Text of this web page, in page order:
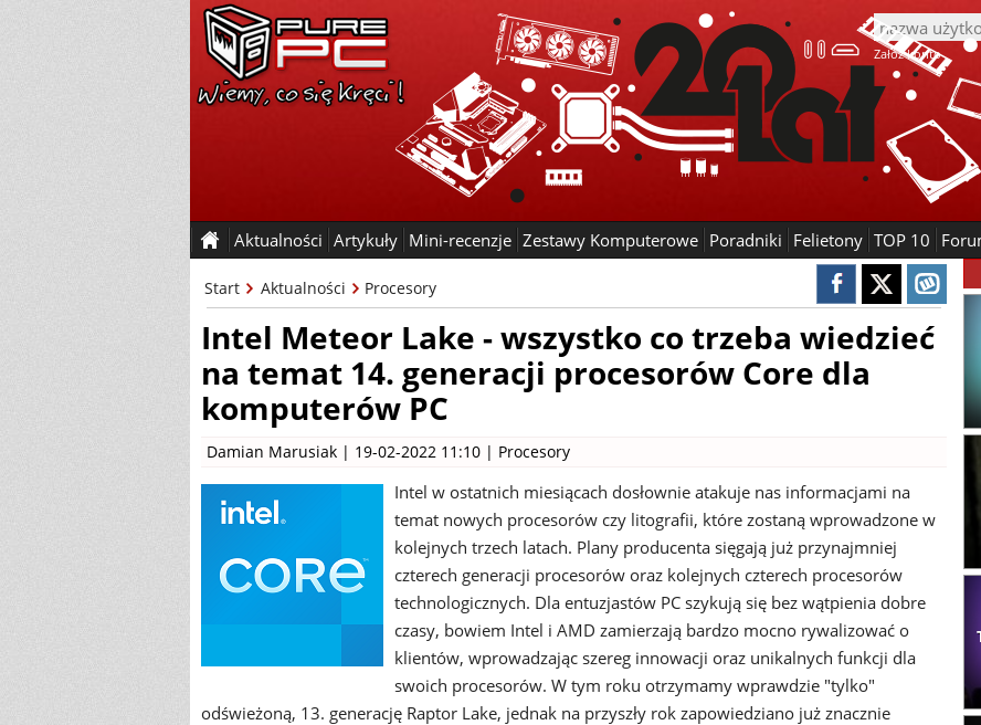
Załóż konto
Aktualności Artykuły Mini-recenzje Zestawy Komputerowe Poradniki Felietony TOP 10
Start Aktualności Procesory
Intel Meteor Lake - wszystko co trzeba wiedzieć
na temat 14. generacji procesorów Core dla
komputerów PC
Damian Marusiak | 19-02-2022 11:10 | Procesory
Intel w ostatnich miesiącach dosłownie atakuje nas informacjami na
temat nowych procesorów czy litografii, które zostaną wprowadzone w
kolejnych trzech latach. Plany producenta sięgają już przynajmniej
czterech generacji procesorów oraz kolejnych czterech procesorów
technologicznych. Dla entuzjastów PC szykują się bez wątpienia dobre
czasy, bowiem Intel i AMD zamierzają bardzo mocno rywalizować o
klientów, wprowadzając szereg innowacji oraz unikalnych funkcji dla
swoich procesorów. W tym roku otrzymamy wprawdzie "tylko"
odświeżoną, 13. generację Raptor Lake, jednak na przyszły rok zapowiedziano już znacznie